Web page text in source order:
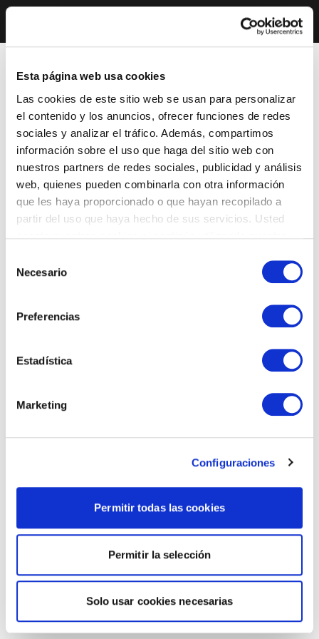
Esta página web usa cookies
Las cookies de este sitio web se usan para personalizar
el contenido y los anuncios, ofrecer funciones de redes
sociales y analizar el tráfico. Además, compartimos
información sobre el uso que haga del sitio web con
nuestros partners de redes sociales, publicidad y análisis
web, quienes pueden combinarla con otra información
que les haya proporcionado o que hayan recopilado a
partir del uso que haya hecho de sus servicios. Usted
Necesario
Preferencias
Estadística
Marketing
Configuraciones
Permitir todas las cookies
Permitir la selección
Solo usar cookies necesarias